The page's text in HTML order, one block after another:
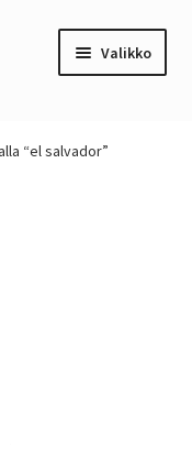
Valikko
“el salvador”